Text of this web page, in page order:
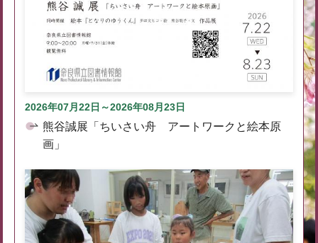
2026年07月22日～2026年08月23日
熊谷誠展「ちいさい舟 アートワークと絵本原
画」